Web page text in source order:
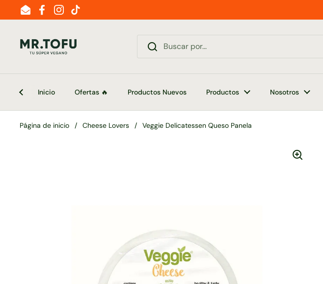
Ir al contenido
EmailFacebook
Instagram
TikTok
Inicio Ofertas 🔥 Productos Nuevos Productos Nosotros
Página de inicio / Cheese Lovers / Veggie Delicatessen Queso Panela